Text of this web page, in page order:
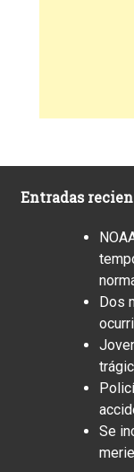
Entradas
Dos
Se